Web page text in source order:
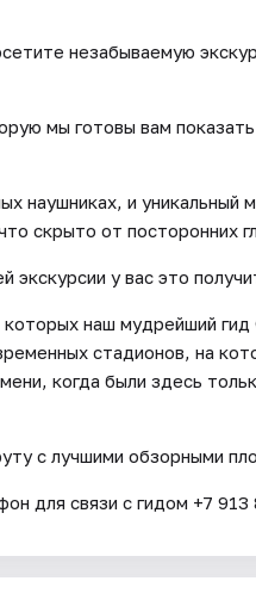
незабываемую
мы готовы вам
наушниках, и уникальный
скрыто от посторонних
экскурсии у вас это
наш мудрейший
стадионов, на
когда были здесь
с лучшими обзорными
для связи с гидом +7 913